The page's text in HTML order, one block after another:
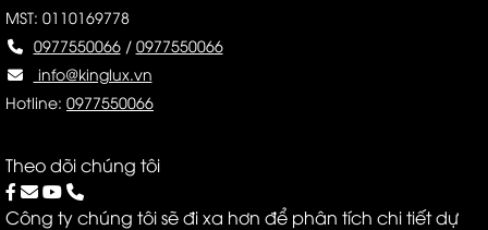
MST: 0110169778
0977550066/ 0977550066
info@kinglux.vn
Hotline: 0977550066
Theo dõi chúng tôi
Công ty chúng tôi sẽ đi xa hơn để phân tích chi tiết dự